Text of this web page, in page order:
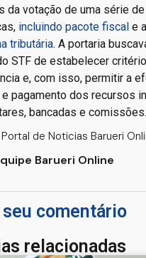
da votação de uma série
incluindo pacote fiscal e a
tributária. A portaria
STF de estabelecer
e, com isso, permitir a
pagamento dos recursos
bancadas e comissões.
Portal de Noticias Barueri
Barueri Online
seu comentário
relacionadas